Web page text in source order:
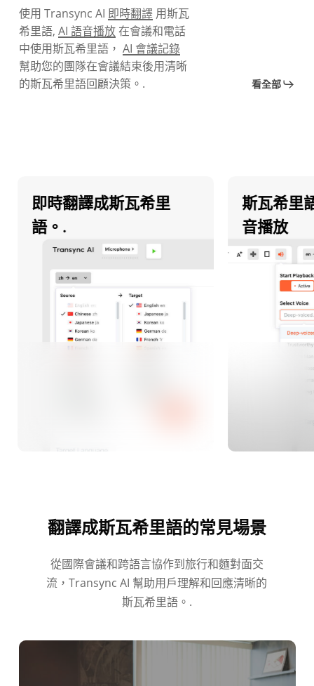
使用 Transync AI 即時翻譯 用斯瓦
希里語,AI 語音播放在會議和電話
中使用斯瓦希里語，AI 會議記錄
幫助您的團隊在會議結束後用清晰
的斯瓦希里語回顧決策。.
看全部
即時翻譯成斯瓦希里
語。.
斯瓦希里語
音播放
翻譯成斯瓦希里語的常見場景
從國際會議和跨語言協作到旅行和麵對面交
流，Transync AI 幫助用戶理解和回應清晰的
斯瓦希里語。.